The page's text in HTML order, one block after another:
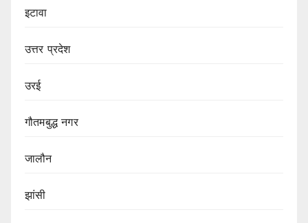
इटावा
उत्तर प्रदेश
उरई
गौतमबुद्ध नगर
जालौन
झांसी